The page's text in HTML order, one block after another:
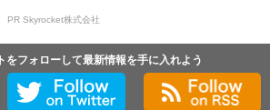
PR Skyrocket株式会社
をフォローして最新情報を手に入れよう